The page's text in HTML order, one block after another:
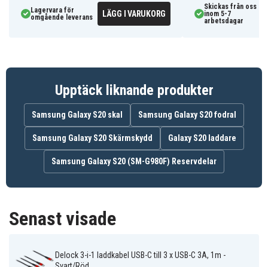
Stabil strömleverans för effektiv laddning
Universellt kompatibel med de flesta USB-C
EAN / GTIN 4043619867134
Produkttyp Laddkabel
Märke DeLOCK
Röd
Kontakt till enhet
Lagervara för
omgående leverans
LÄGG I VARUKORG
Skickas från oss
inom 5-7
arbetsdagar
Upptäck liknande produkter
Samsung Galaxy S20 skal Samsung Galaxy S20 fodral
Samsung Galaxy S20 Skärmskydd Galaxy S20 laddare
Samsung Galaxy S20 (SM-G980F) Reservdelar
Senast visade
Delock 3-i-1 laddkabel USB-C till 3 x USB-C 3A, 1m -